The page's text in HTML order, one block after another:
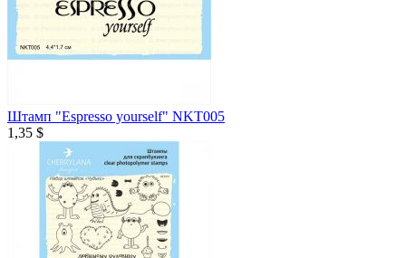
Штамп "Espresso yourself" NKT005
1,35 $